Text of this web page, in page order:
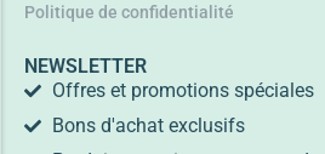
Politique de confidentialité
NEWSLETTER
Offres et promotions spéciales
Bons d'achat exclusifs